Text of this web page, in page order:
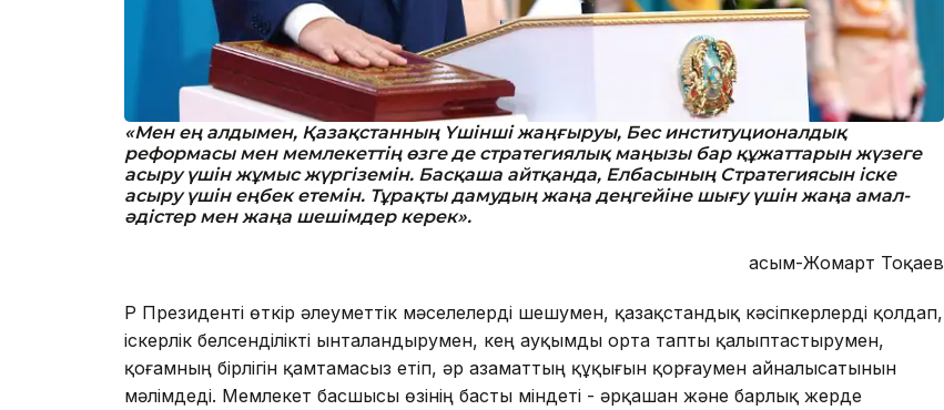
«Мен ең алдымен, Қазақстанның Үшінші жаңғыруы, Бес институционалдық
реформасы мен мемлекеттің өзге де стратегиялық маңызы бар құжаттарын жүзеге
асыру үшін жұмыс жүргіземін. Басқаша айтқанда, Елбасының Стратегиясын іске
асыру үшін еңбек етемін. Тұрақты дамудың жаңа деңгейіне шығу үшін жаңа амал-
әдістер мен жаңа шешімдер керек».
Қасым-Жомарт Тоқаев
ҚР Президенті өткір әлеуметтік мәселелерді шешумен, қазақстандық кәсіпкерлерді қолдап,
іскерлік белсенділікті ынталандырумен, кең ауқымды орта тапты қалыптастырумен,
қоғамның бірлігін қамтамасыз етіп, әр азаматтың құқығын қорғаумен айналысатынын
мәлімдеді. Мемлекет басшысы өзінің басты міндеті - әрқашан және барлық жерде